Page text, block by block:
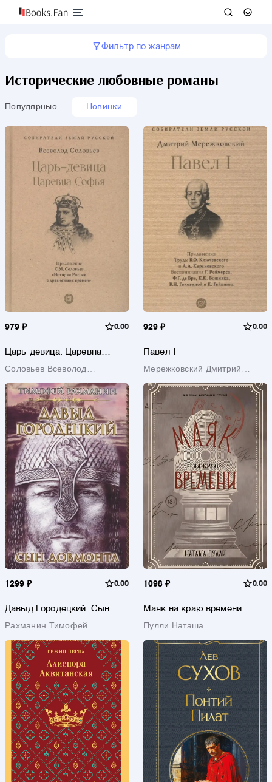
Фильтр по жанрам
Исторические любовные романы
Популярные Новинки
979 ₽ 0.00
Царь-девица. Царевна
Соловьев Всеволод
929 ₽ 0.00
Павел I
Мережковский Дмитрий
1299 ₽ 0.00
Давыд Городецкий. Сын
Рахманин Тимофей
1098 ₽ 0.00
Маяк на краю времени
Пулли Наташа